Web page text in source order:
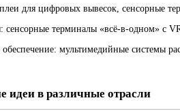
для цифровых вывесок, сенсорные
терминалы «всё-в-одном» с
мультимедийные системы
идеи в различные отрасли